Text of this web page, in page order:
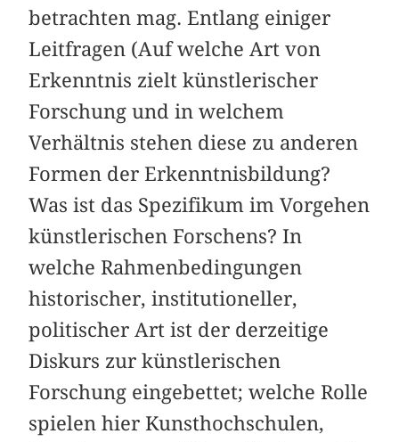
betrachten mag. Entlang einiger
Leitfragen (Auf welche Art von
Erkenntnis zielt künstlerischer
Forschung und in welchem
Verhältnis stehen diese zu anderen
Formen der Erkenntnisbildung?
Was ist das Spezifikum im Vorgehen
künstlerischen Forschens? In
welche Rahmenbedingungen
historischer, institutioneller,
politischer Art ist der derzeitige
Diskurs zur künstlerischen
Forschung eingebettet; welche Rolle
spielen hier Kunsthochschulen,